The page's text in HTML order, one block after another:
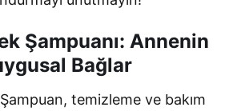
Şampuanı: Annenin
Bağlar
temizleme ve bakım